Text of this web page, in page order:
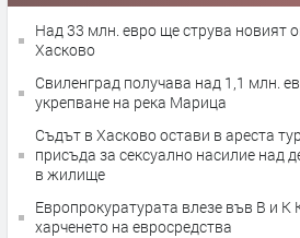
Над 33 млн. евро ще струва новият
Хасково
Свиленград получава над 1,1 млн.
укрепване на река Марица
Съдът в Хасково остави в ареста
присъда за сексуално насилие над
в жилище
Европрокуратурата влезе във В и К Кърджали,проверява
харченето на евросредства